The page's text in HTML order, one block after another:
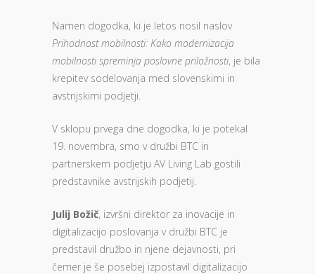
Namen dogodka, ki je letos nosil naslov
Prihodnost mobilnosti: Kako modernizacija
mobilnosti spreminja poslovne priložnosti, je bila
krepitev sodelovanja med slovenskimi in
avstrijskimi podjetji.
V sklopu prvega dne dogodka, ki je potekal
19. novembra, smo v družbi BTC in
partnerskem podjetju AV Living Lab gostili
predstavnike avstrijskih podjetij.
Julij Božič, izvršni direktor za inovacije in
digitalizacijo poslovanja v družbi BTC je
predstavil družbo in njene dejavnosti, pri
čemer je še posebej izpostavil digitalizacijo